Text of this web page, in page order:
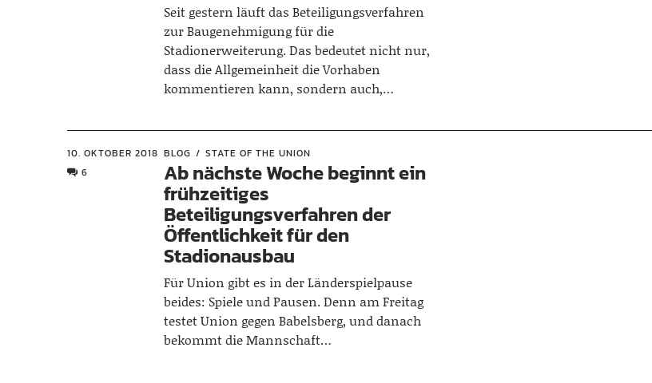
Seit gestern läuft das Beteiligungsverfahren
zur Baugenehmigung für die
Stadionerweiterung. Das bedeutet nicht nur,
dass die Allgemeinheit die Vorhaben
kommentieren kann, sondern auch,…
10. OKTOBER 2018
6
BLOG STATE OF THE UNION
Ab nächste Woche beginnt ein
frühzeitiges
Beteiligungsverfahren der
Öffentlichkeit für den
Stadionausbau
Für Union gibt es in der Länderspielpause
beides: Spiele und Pausen. Denn am Freitag
testet Union gegen Babelsberg, und danach
bekommt die Mannschaft…